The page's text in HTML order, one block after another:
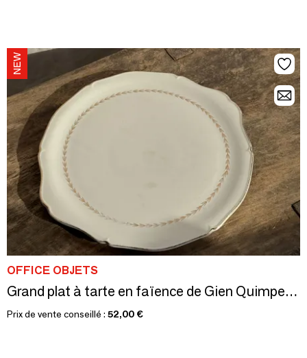
OFFICE OBJETS
Grand plat à tarte en faïence de Gien Quimper liseré doré D35
Prix de vente conseillé : 52,00 €